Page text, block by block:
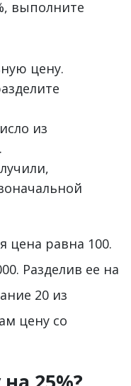
выполните
цену.
из
цена равна 100.
Разделив ее на
20 из
цену со